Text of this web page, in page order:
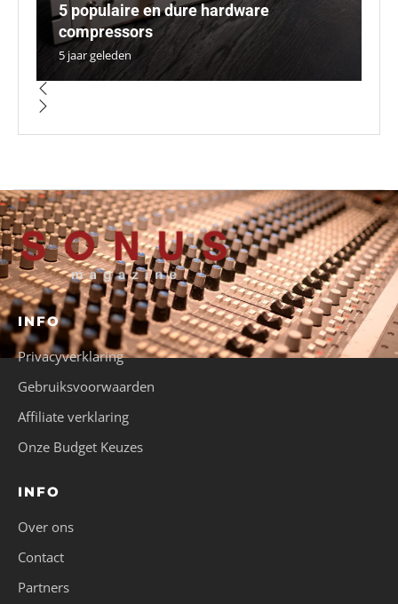
5 populaire en dure hardware
compressors
5 jaar geleden
INFO
Privacyverklaring
Gebruiksvoorwaarden
Affiliate verklaring
Onze Budget Keuzes
INFO
Over ons
Contact
Partners